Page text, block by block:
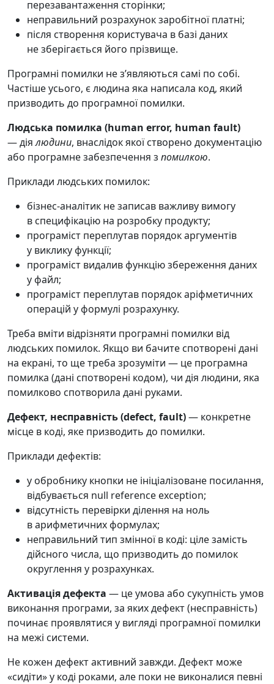
перезавантаження сторінки;
неправильний розрахунок заробітної платні;
після створення користувача в базі даних
не зберігається його прізвище.
Програмні помилки не зʼявляються самі по собі.
Частіше усього, є людина яка написала код, який
призводить до програмної помилки.
Людська помилка (human error, human fault)
— діялюдини, внаслідок якої створено документацію
або програмне забезпечення з помилкою.
Приклади людських помилок:
бізнес-аналітик не записав важливу вимогу
в специфікацію на розробку продукту;
програміст переплутав порядок аргументів
у виклику функції;
програміст видалив функцію збереження даних
у файл;
програміст переплутав порядок аріфметичних
операцій у формулі розрахунку.
Треба вміти відрізняти програмні помилки від
людських помилок. Якщо ви бачите спотворені дані
на екрані, то ще треба зрозуміти — це програмна
помилка (дані спотворені кодом), чи дія людини, яка
помилково спотворила дані руками.
Дефект, несправність (defect, fault)— конкретне
місце в коді, яке призводить до помилки.
Приклади дефектів:
у обробнику кнопки не ініціалізоване посилання,
відбувається null reference exception;
відсутність перевірки ділення на ноль
в арифметичних формулах;
неправильний тип змінної в коді: ціле замість
дійсного числа, що призводить до помилок
округлення у розрахунках.
Активація дефекта — це умова або сукупність умов
виконання програми, за яких дефект (несправність)
починає проявлятися у вигляді програмної помилки
на межі системи.
Не кожен дефект активний завжди. Дефект може
«сидіти» у коді роками, але поки не виконалися певні